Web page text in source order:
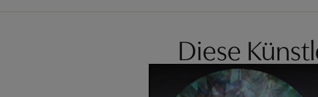
Diese